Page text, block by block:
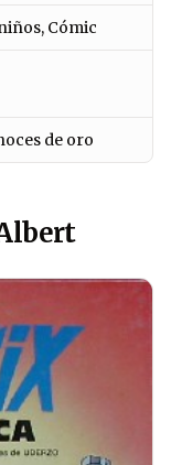
Cómic
de oro